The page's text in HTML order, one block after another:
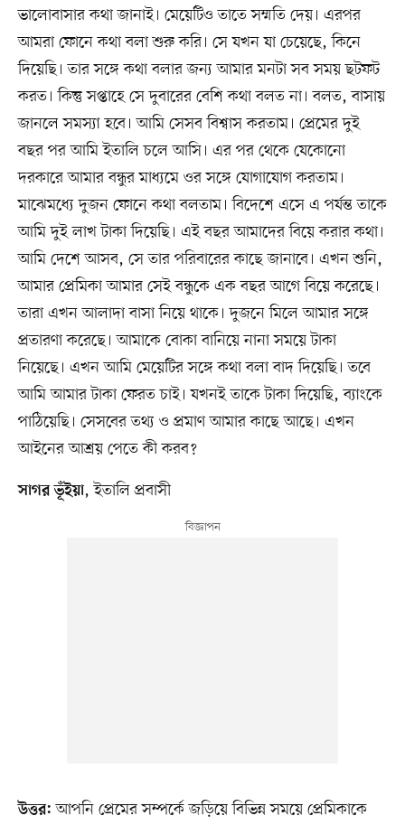
ভালোবাসার কথা জানাই। মেয়েটিও তাতে সম্মতি দেয়। এরপর
আমরা ফোনে কথা বলা শুরু করি। সে যখন যা চেয়েছে, কিনে
দিয়েছি। তার সঙ্গে কথা বলার জন্য আমার মনটা সব সময় ছটফট
করত। কিন্তু সপ্তাহে সে দুবারের বেশি কথা বলত না। বলত, বাসায়
জানলে সমস্যা হবে। আমি সেসব বিশ্বাস করতাম। প্রেমের দুই
বছর পর আমি ইতালি চলে আসি। এর পর থেকে যেকোনো
দরকারে আমার বন্ধুর মাধ্যমে ওর সঙ্গে যোগাযোগ করতাম।
মাঝেমধ্যে দুজন ফোনে কথা বলতাম। বিদেশে এসে এ পর্যন্ত তাকে
আমি দুই লাখ টাকা দিয়েছি। এই বছর আমাদের বিয়ে করার কথা।
আমি দেশে আসব, সে তার পরিবারের কাছে জানাবে। এখন শুনি,
আমার প্রেমিকা আমার সেই বন্ধুকে এক বছর আগে বিয়ে করেছে।
তারা এখন আলাদা বাসা নিয়ে থাকে। দুজনে মিলে আমার সঙ্গে
প্রতারণা করেছে। আমাকে বোকা বানিয়ে নানা সময়ে টাকা
নিয়েছে। এখন আমি মেয়েটির সঙ্গে কথা বলা বাদ দিয়েছি। তবে
আমি আমার টাকা ফেরত চাই। যখনই তাকে টাকা দিয়েছি, ব্যাংকে
পাঠিয়েছি। সেসবের তথ্য ও প্রমাণ আমার কাছে আছে। এখন
আইনের আশ্রয় পেতে কী করব?
সাগর ভূঁইয়া, ইতালি প্রবাসী
উত্তর: আপনি প্রেমের সম্পর্কে জড়িয়ে বিভিন্ন সময়ে প্রেমিকাকে